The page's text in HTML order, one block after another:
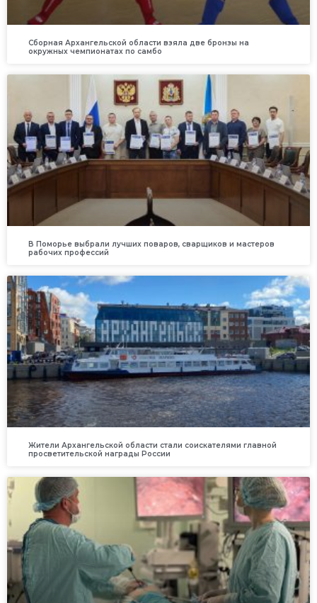
Сборная Архангельской области взяла две бронзы на
окружных чемпионатах по самбо
В Поморье выбрали лучших поваров, сварщиков и мастеров
рабочих профессий
Жители Архангельской области стали соискателями главной
просветительской награды России